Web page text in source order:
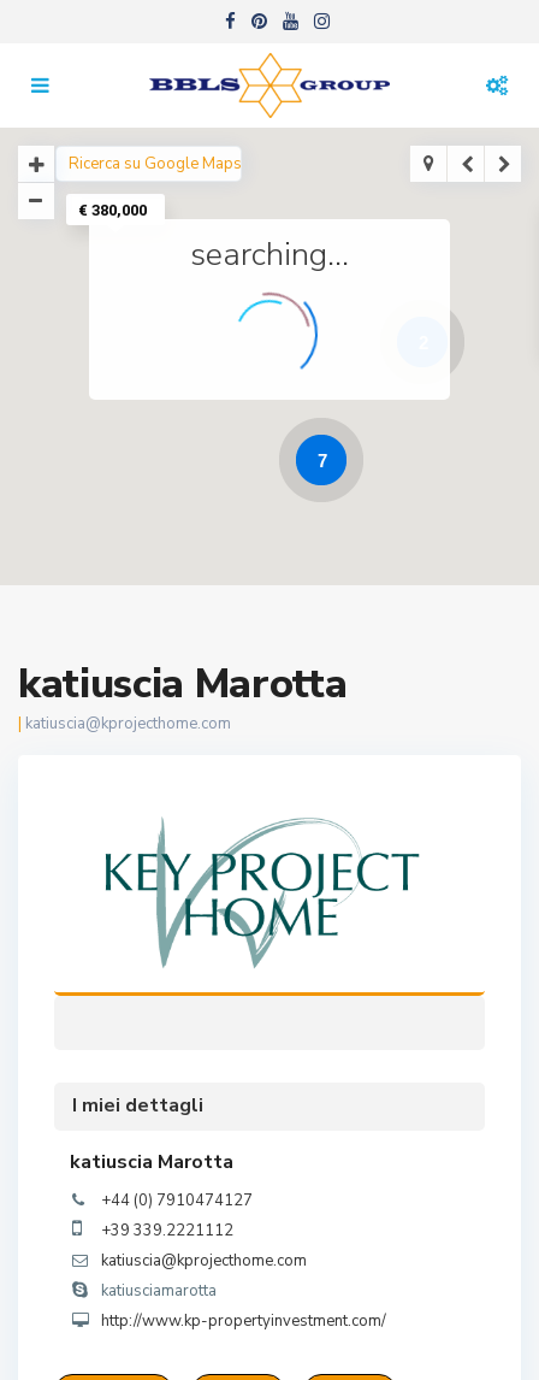
€ 380,000
7
searching...
katiuscia Marotta
| katiuscia@kprojecthome.com
I miei dettagli
katiuscia Marotta
+44 (0) 7910474127
+39 339.2221112
katiuscia@kprojecthome.com
katiusciamarotta
http://www.kp-propertyinvestment.com/